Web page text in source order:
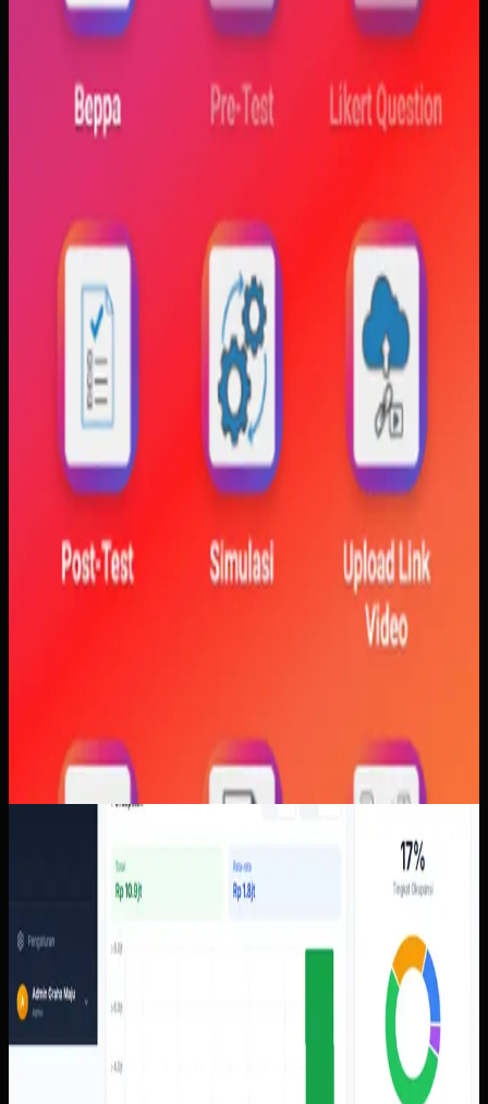
Mahasiswa sering kesulitan menghubungkan persamaan
matematis dengan perilaku fisik yang sebenarnya,
konsisten. Materi yang hanya tampil statis juga membuat
konsep perubahan fase dan perilaku sistem sulit
dibayangkan.
visualisasi gerak, dan grafik yang berubah langsung saat
variabel diubah. Dengan begitu, mahasiswa bisa melihat
hubungan antara teori dan simulasi secara lebih konkret.
Baca studi kasus
Properti Pemesanan
Properti Pemesanan
Sebelumnya
Pengelolaan properti perlu membaca status unit,
pemesanan, tenant, tagihan, kontrak, dan pendapatan
dalam satu konteks operasional yang tidak
membingungkan.